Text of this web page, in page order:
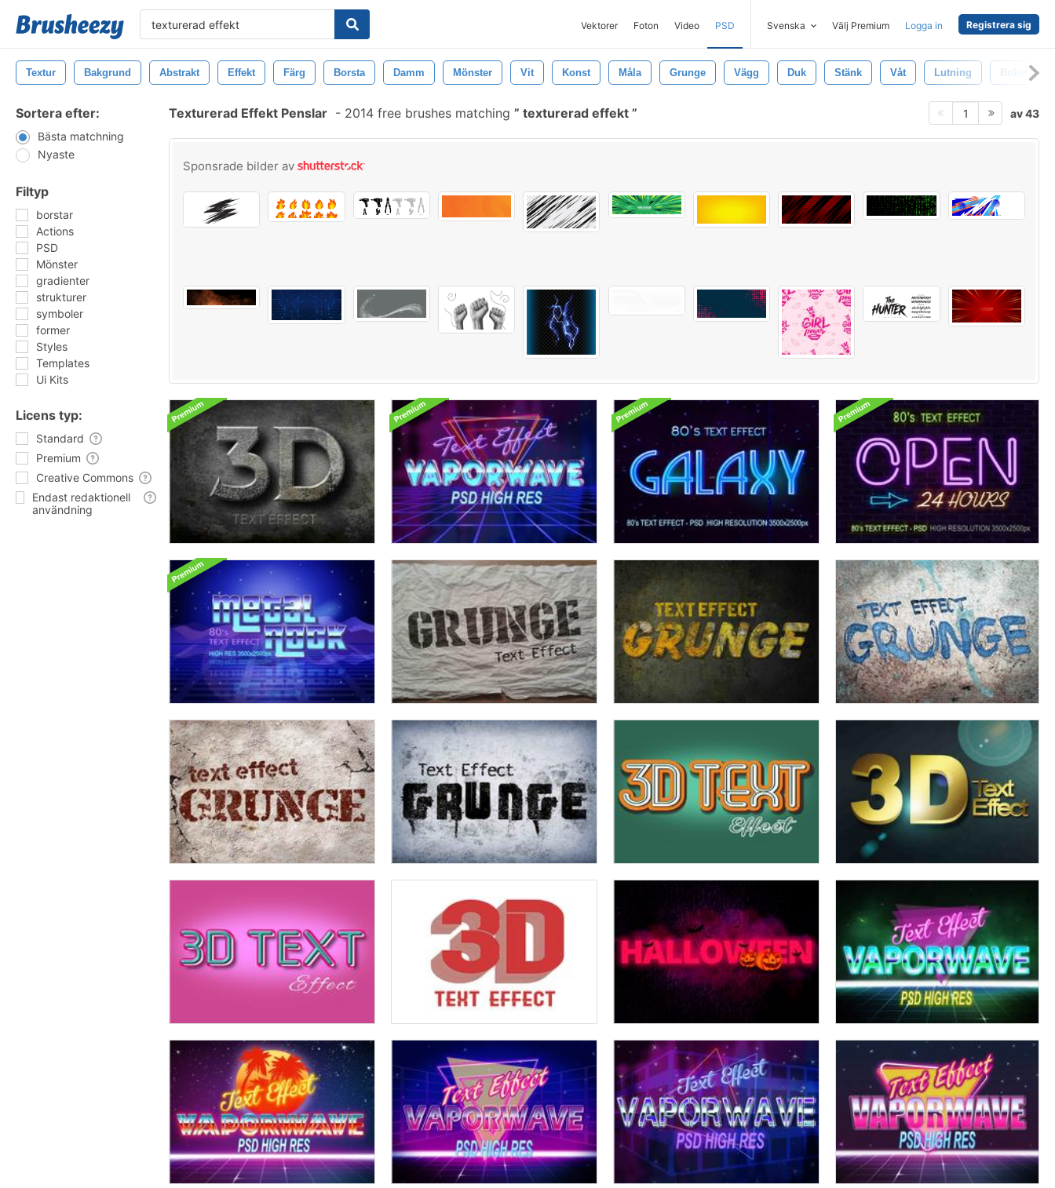
Vektorer Foton Video PSD Svenska Välj Premium Logga in Registrera sig
Textur Bakgrund Abstrakt Effekt Färg Borsta Damm Mönster Vit Konst Måla Grunge Vägg Duk Stänk Våt Lutning Bokeh
Sortera efter:
Bästa matchning
Nyaste
Filtyp
borstar
Actions
PSD
Mönster
gradienter
strukturer
symboler
former
Styles
Templates
Ui Kits
Licens typ:
Standard
Premium
Creative Commons
Endast redaktionell
användning
Texturerad Effekt Penslar - 2014 free brushes matching texturerad effekt 1 av 43
Sponsrade bilder av